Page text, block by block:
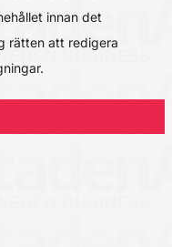
innan det
rätten att redigera